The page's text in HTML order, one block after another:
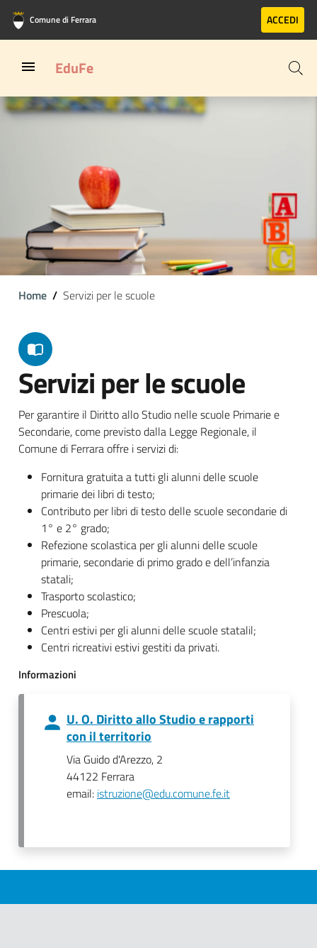
Vai al contenuto principale
Vai al footer
Comune di Ferrara ACCEDI
EduFe
Home Servizi per le scuole
Servizi per le scuole
Per garantire il Diritto allo Studio nelle scuole Primarie e
Secondarie, come previsto dalla Legge Regionale, il
Comune di Ferrara offre i servizi di:
Fornitura gratuita a tutti gli alunni delle scuole
primarie dei libri di testo;
Contributo per libri di testo delle scuole secondarie di
1° e 2° grado;
Refezione scolastica per gli alunni delle scuole
primarie, secondarie di primo grado e dell’infanzia
statali;
Trasporto scolastico;
Prescuola;
Centri estivi per gli alunni delle scuole statalil;
Centri ricreativi estivi gestiti da privati.
Informazioni
U. O. Diritto allo Studio e rapporti
con il territorio
Via Guido d'Arezzo, 2
44122 Ferrara
email: istruzione@edu.comune.fe.it